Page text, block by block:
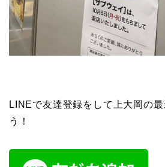
LINEで友達登録をして上大岡の
う！